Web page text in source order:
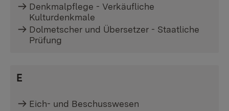
Denkmalpflege - Verkäufliche
Kulturdenkmale
Dolmetscher und Übersetzer - Staatliche
Prüfung
E
Eich- und Beschusswesen